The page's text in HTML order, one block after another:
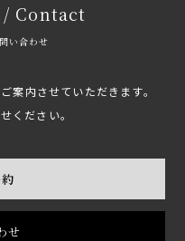
Contact
い合わせ
案内させていただきます。
ください。
せ